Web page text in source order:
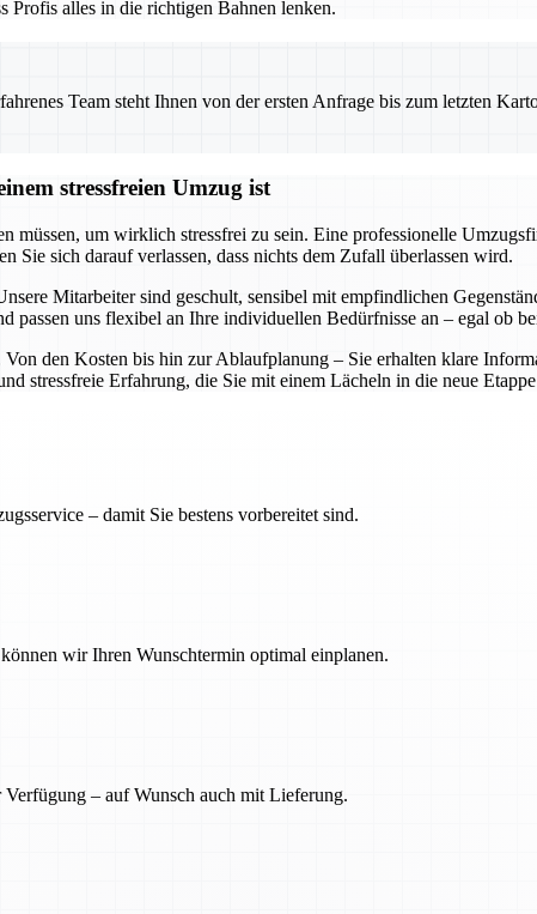
Profis alles in die richtigen Bahnen lenken.
Team steht Ihnen von der ersten Anfrage bis zum letzten
stressfreien Umzug ist
um wirklich stressfrei zu sein. Eine professionelle
Sie sich darauf verlassen, dass nichts dem Zufall überlassen wird.
Mitarbeiter sind geschult, sensibel mit empfindlichen
uns flexibel an Ihre individuellen Bedürfnisse an – egal ob
den Kosten bis hin zur Ablaufplanung – Sie erhalten klare
stressfreie Erfahrung, die Sie mit einem Lächeln in die neue Etappe
– damit Sie bestens vorbereitet sind.
wir Ihren Wunschtermin optimal einplanen.
– auf Wunsch auch mit Lieferung.